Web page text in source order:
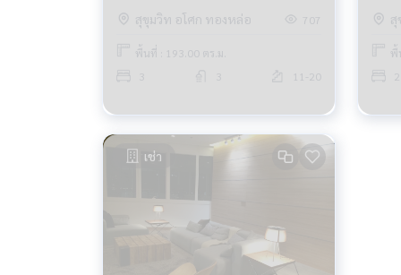
0656199198
สุขุมวิท อโศก ทองหล่อ 707
พื้นที่ : 193.00 ตร.ม.
11-20
สุ
พื้
เช่า